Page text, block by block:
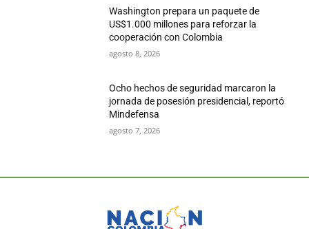
Washington prepara un paquete de
US$1.000 millones para reforzar la
cooperación con Colombia
agosto 8, 2026
Ocho hechos de seguridad marcaron la
jornada de posesión presidencial, reportó
Mindefensa
agosto 7, 2026